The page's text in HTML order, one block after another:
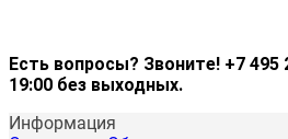
Есть вопросы? Звоните! +7 495
19:00 без выходных.
Информация